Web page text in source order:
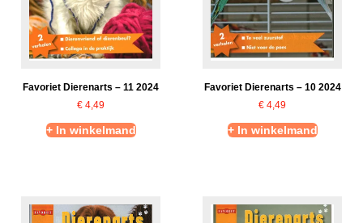
Favoriet Dierenarts – 11 2024
€ 4,49
+ In winkelmand
Favoriet Dierenarts – 10 2024
€ 4,49
+ In winkelmand